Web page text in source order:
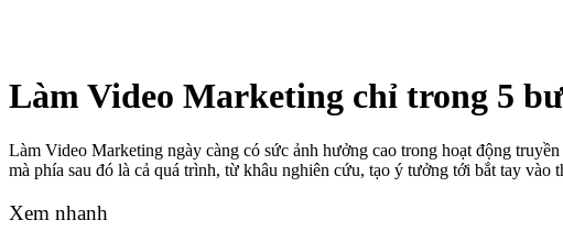
Làm Video Marketing chỉ trong 5
Làm Video Marketing ngày càng có sức ảnh hưởng cao trong hoạt động
mà phía sau đó là cả quá trình, từ khâu nghiên cứu, tạo ý tưởng tới bắt tay vào
Xem nhanh